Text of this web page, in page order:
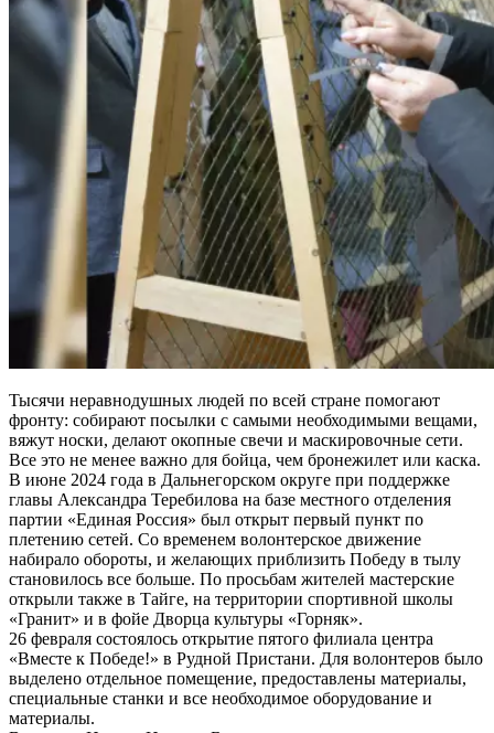
Тысячи неравнодушных людей по всей стране помогают
фронту: собирают посылки с самыми необходимыми вещами,
вяжут носки, делают окопные свечи и маскировочные сети.
Все это не менее важно для бойца, чем бронежилет или каска.
В июне 2024 года в Дальнегорском округе при поддержке
главы Александра Теребилова на базе местного отделения
партии «Единая Россия» был открыт первый пункт по
плетению сетей. Со временем волонтерское движение
набирало обороты, и желающих приблизить Победу в тылу
становилось все больше. По просьбам жителей мастерские
открыли также в Тайге, на территории спортивной школы
«Гранит» и в фойе Дворца культуры «Горняк».
26 февраля состоялось открытие пятого филиала центра
«Вместе к Победе!» в Рудной Пристани. Для волонтеров было
выделено отдельное помещение, предоставлены материалы,
специальные станки и все необходимое оборудование и
материалы.